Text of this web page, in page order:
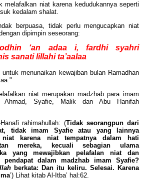
melafalkan niat karena kedudukannya seperti
kedalam shalat.
berpuasa, tidak perlu mengucapkan niat
dipimpin seseorang:
‘an adaa i, fardhi syahri
sanati lillahi ta’aalaa
menunaikan kewajiban bulan Ramadhan
niat merupakan madzhab para imam
Ahmad, Syafie, Malik dan Abu Hanifah
rahimahullah: (Tidak seorangpun dari
tidak imam Syafie atau yang lainnya
niat karena niat tempatnya dalam hati
mereka, kecuali sebagian ulama
yang mewajibkan pelafalan niat dan
dalam madzhab imam Syafie?
berkata: Dan itu keliru. Selesai. Karena
’) Lihat kitab Al-Itba’ hal:62.